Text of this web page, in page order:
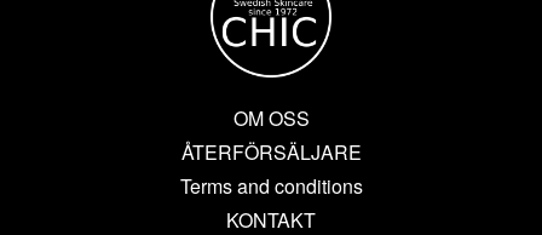
OM OSS
ÅTERFÖRSÄLJARE
Terms and conditions
KONTAKT